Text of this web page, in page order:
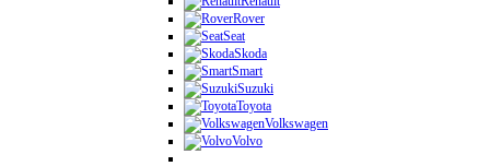
Rover
Seat
Skoda
Smart
Suzuki
Toyota
Volkswagen
Volvo